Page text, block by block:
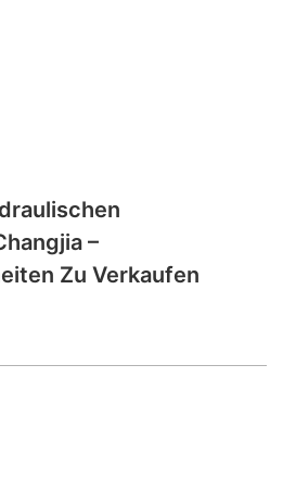
–
Zu Verkaufen